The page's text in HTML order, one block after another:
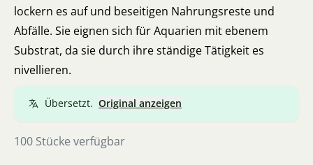
lockern es auf und beseitigen Nahrungsreste und
Abfälle. Sie eignen sich für Aquarien mit ebenem
Substrat, da sie durch ihre ständige Tätigkeit es
nivellieren.
Übersetzt. Original anzeigen
100 Stücke verfügbar